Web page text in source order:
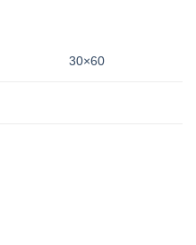
30×60